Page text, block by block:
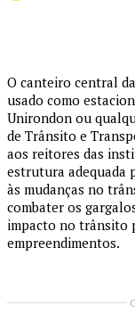
O canteiro central
usado como
Unirondon ou
de Trânsito e
aos reitores das
estrutura adequada
às mudanças no
combater os
impacto no trânsito
empreendimentos.